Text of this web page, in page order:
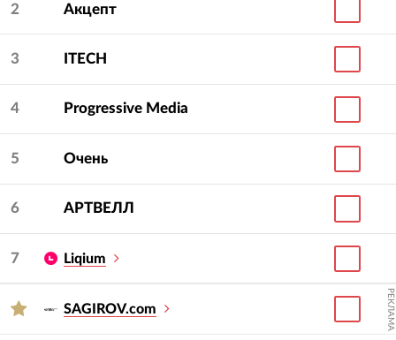
2 Акцепт
3 ITECH
4 Progressive Media
5 Очень
6 АРТВЕЛЛ
7 Liqium
SAGIROV.com РЕКЛАМА